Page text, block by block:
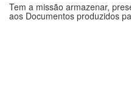
Tem a missão armazenar,
aos Documentos produzidos